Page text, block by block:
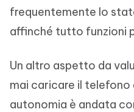
frequentemente lo
affinché tutto funzioni
Un altro aspetto da
mai caricare il telefono
autonomia è andata